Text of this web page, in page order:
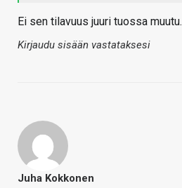
Ei sen tilavuus juuri tuossa muutu.
Kirjaudu sisään vastataksesi
Juha Kokkonen